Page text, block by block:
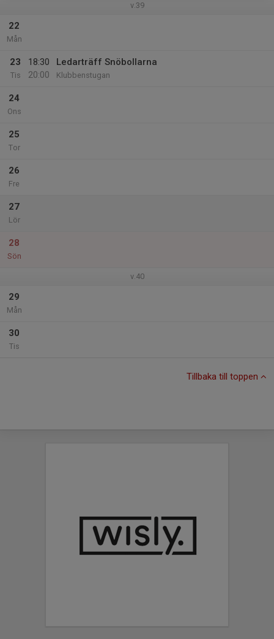
v.39
22
Mån
23
Tis
18:30
20:00
Ledarträff Snöbollarna
Klubbenstugan
24
Ons
25
Tor
26
Fre
27
Lör
28
Sön
v.40
29
Mån
30
Tis
Tillbaka till toppen